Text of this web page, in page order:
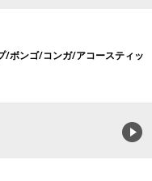
/ボンゴ/コンガ/アコースティッ